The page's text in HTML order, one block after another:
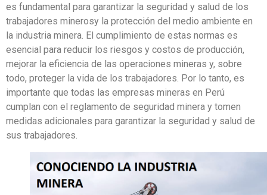
es fundamental para garantizar la seguridad y salud de los
trabajadores minerosy la protección del medio ambiente en
la industria minera. El cumplimiento de estas normas es
esencial para reducir los riesgos y costos de producción,
mejorar la eficiencia de las operaciones mineras y, sobre
todo, proteger la vida de los trabajadores. Por lo tanto, es
importante que todas las empresas mineras en Perú
cumplan con el reglamento de seguridad minera y tomen
medidas adicionales para garantizar la seguridad y salud de
sus trabajadores.